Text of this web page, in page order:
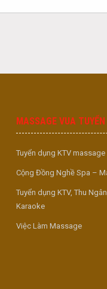
MASSAGE VUA TUYỂN
Tuyển dụng KTV massage
Cộng Đồng Nghề Spa –
Tuyển dụng KTV, Thu
Karaoke
Việc Làm Massage